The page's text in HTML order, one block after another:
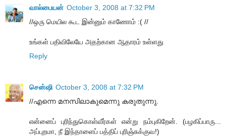
வால்பையன் October 3, 2008 at 7:32 PM
//ஒரு மெயில கூட இன்னும் காணோம் :( //
உங்கள் பதிவிலேயே அதற்கான ஆதாரம் உள்ளது
Reply
சென்ஷி October 3, 2008 at 7:32 PM
//എന്നെ മനസിലാകുമെന്നു കരുതുന്നു.
என்னைப் புரிந்துகொள்வீர்கள் என்று நம்புகிறேன். (பழகிப்பாரு...
அப்புறமா, நீ இந்தாளைப் பத்திப் புரிஞ்சுக்குவ!)